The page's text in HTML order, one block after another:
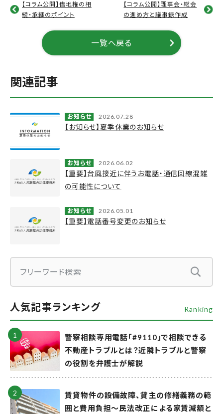
【コラム公開】借地権の相
続・承継のポイント
一覧へ戻る
【コラム公開】理事会・総会
の進め方と議事録作成
関連記事
お知らせ 2026.07.28
【お知らせ】夏季休業のお知らせ
お知らせ 2026.06.02
【重要】台風接近に伴うお電話・通信回線混雑
の可能性について
お知らせ 2026.05.01
【重要】電話番号変更のお知らせ
人気記事ランキング Ranking
警察相談専用電話「#9110」で相談できる
不動産トラブルとは？近隣トラブルと警察
の役割を弁護士が解説
賃貸物件の設備故障、貸主の修繕義務の範
囲と費用負担～民法改正による家賃減額と